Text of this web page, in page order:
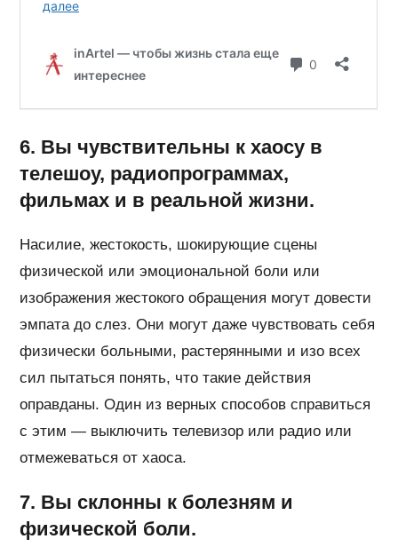
6. Вы чувствительны к хаосу в
телешоу, радиопрограммах,
фильмах и в реальной жизни.
Насилие, жестокость, шокирующие сцены
физической или эмоциональной боли или
изображения жестокого обращения могут довести
эмпата до слез. Они могут даже чувствовать себя
физически больными, растерянными и изо всех
сил пытаться понять, что такие действия
оправданы. Один из верных способов справиться
с этим — выключить телевизор или радио или
отмежеваться от хаоса.
7. Вы склонны к болезням и
физической боли.